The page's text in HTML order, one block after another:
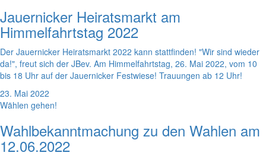
Jauernicker Heiratsmarkt am
Himmelfahrtstag 2022
Der Jauernicker Heiratsmarkt 2022 kann stattfinden! "Wir sind wieder
da!", freut sich der JBev. Am Himmelfahrtstag, 26. Mai 2022, vom 10
bis 18 Uhr auf der Jauernicker Festwiese! Trauungen ab 12 Uhr!
23. Mai 2022
Wählen gehen!
Wahlbekanntmachung zu den Wahlen am
12.06.2022